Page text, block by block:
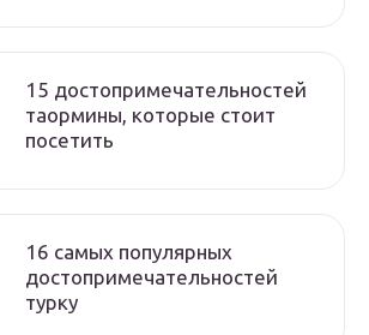
15 достопримечательностей
таормины, которые стоит
посетить
16 самых популярных
достопримечательностей
турку